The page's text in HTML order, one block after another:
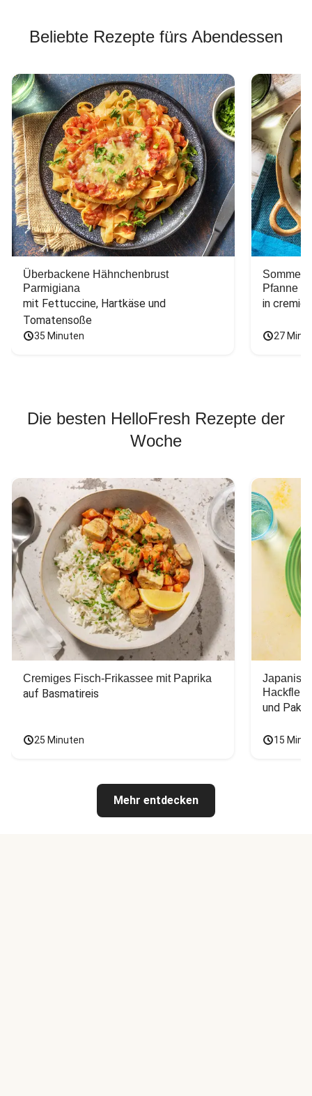
Beliebte Rezepte fürs Abendessen
Überbackene Hähnchenbrust
Parmigiana
mit Fettuccine, Hartkäse und
Tomatensoße
35 Minuten
Pfanne
in
27
Die besten HelloFresh Rezepte der
Woche
Cremiges Fisch-Frikassee mit Paprika
auf Basmatireis
25 Minuten
und Pak
15
Mehr entdecken